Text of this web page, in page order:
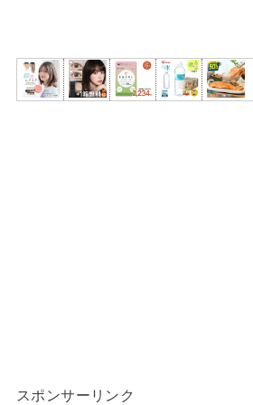
スポンサーリンク